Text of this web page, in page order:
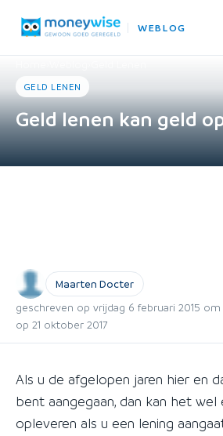
WEBLOG
GELD LENEN
Geld lenen kan geld
Maarten Docter
geschreven op vrijdag 6 februari 2015 om
op 21 oktober 2017
Als u de afgelopen jaren hier en
bent aangegaan, dan kan het wel
opleveren als u een lening